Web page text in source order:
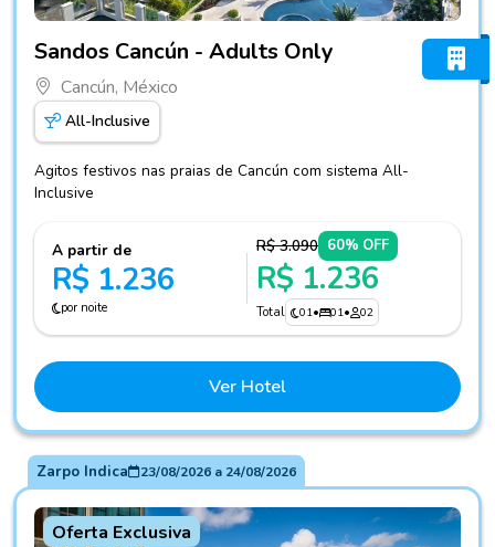
Sandos Cancún - Adults Only
Cancún, México
All-Inclusive
Agitos festivos nas praias de Cancún com sistema All-
Inclusive
A partir de
R$ 1.236
por noite
R$ 3.090 60% OFF
R$ 1.236
Total 01• 01• 02
Ver Hotel
Zarpo Indica 23/08/2026a 24/08/2026
Oferta Exclusiva